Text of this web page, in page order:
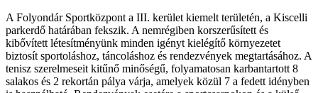
A Folyondár Sportközpont a III. kerület kiemelt területén, a Kiscelli
parkerdő határában fekszik. A nemrégiben korszerűsített és
kibővített létesítményünk minden igényt kielégítő környezetet
biztosít sportoláshoz, táncoláshoz és rendezvények megtartásához. A
tenisz szerelmeseit kitűnő minőségű, folyamatosan karbantartott 8
salakos és 2 rekortán pálya várja, amelyek közül 7 a fedett idényben